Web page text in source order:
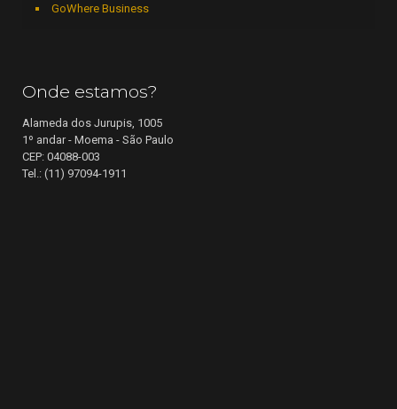
GoWhere Business
Onde estamos?
Alameda dos Jurupis, 1005
1º andar - Moema - São Paulo
CEP: 04088-003
Tel.: (11) 97094-1911